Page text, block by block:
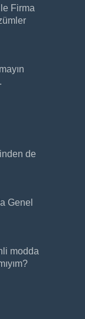
Firma
de
Genel
modda